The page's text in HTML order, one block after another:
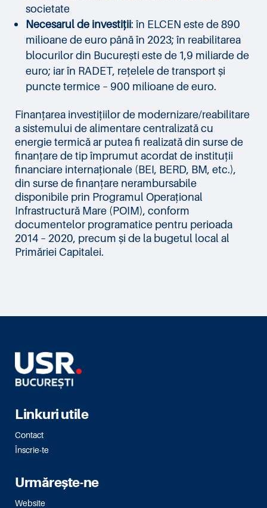
societate
Necesarul de investiții: în ELCEN este de 890
milioane de euro până în 2023; în reabilitarea
blocurilor din București este de 1,9 miliarde de
euro; iar în RADET, rețelele de transport și
puncte termice – 900 milioane de euro.
Finanțarea investițiilor de modernizare/reabilitare
a sistemului de alimentare centralizată cu
energie termică ar putea fi realizată din surse de
finanțare de tip împrumut acordat de instituții
financiare internaționale (BEI, BERD, BM, etc.),
din surse de finanțare nerambursabile
disponibile prin Programul Operațional
Infrastructură Mare (POIM), conform
documentelor programatice pentru perioada
2014 – 2020, precum și de la bugetul local al
Primăriei Capitalei.
Linkuri utile
Contact
Înscrie-te
Urmărește-ne
Website